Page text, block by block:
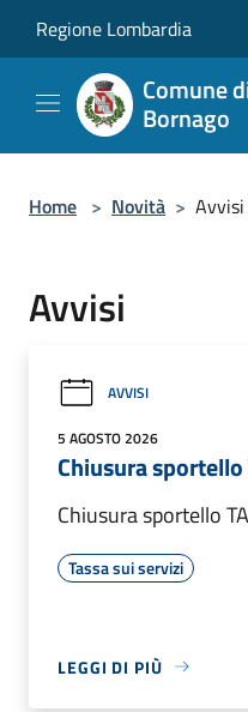
Regione Lombardia
Comune
Bornago
Home > Novità > Avvisi
Avvisi
AVVISI
5 AGOSTO 2026
Chiusura sportello
Chiusura sportello
Tassa sui servizi
LEGGI DI PIÙ